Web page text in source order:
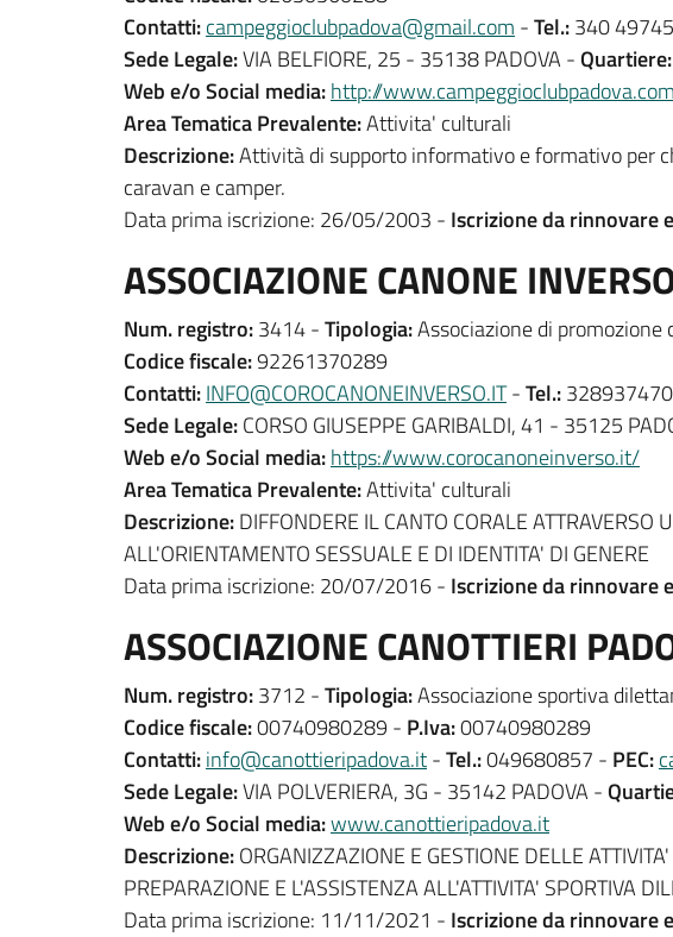
Contatti:campeggioclubpadova@gmail.com -Tel.:340
Sede Legale:VIA BELFIORE, 25 - 35138 PADOVA -Quartiere:
Web e/o Social media:http://www.campeggioclubpadova.com
Area Tematica Prevalente:Attivita' culturali
Descrizione:Attività di supporto informativo e formativo per
caravan e camper.
Data prima iscrizione: 26/05/2003 - Iscrizione da rinnovare
ASSOCIAZIONE CANONE
Num. registro:3414 -Tipologia:Associazione di promozione
Codice fiscale:92261370289
Contatti:INFO@COROCANONEINVERSO.IT-Tel.:
Sede Legale:CORSO GIUSEPPE GARIBALDI, 41 - 35125
Web e/o Social media:https://www.corocanoneinverso.it/
Area Tematica Prevalente:Attivita' culturali
Descrizione:DIFFONDERE IL CANTO CORALE
ALL'ORIENTAMENTO SESSUALE E DI IDENTITA' DI GENERE
Data prima iscrizione: 20/07/2016 - Iscrizione da rinnovare
ASSOCIAZIONE CANOTTIERI
Num. registro:3712 -Tipologia:Associazione sportiva
Codice fiscale:00740980289 - P.Iva:00740980289
Contatti:info@canottieripadova.it-Tel.:049680857 - PEC:
Sede Legale:VIA POLVERIERA, 3G - 35142 PADOVA -
Web e/o Social media:www.canottieripadova.it
Descrizione:ORGANIZZAZIONE E GESTIONE DELLE
PREPARAZIONE E L'ASSISTENZA ALL'ATTIVITA' SPORTIVA
Data prima iscrizione: 11/11/2021 - Iscrizione da rinnovare